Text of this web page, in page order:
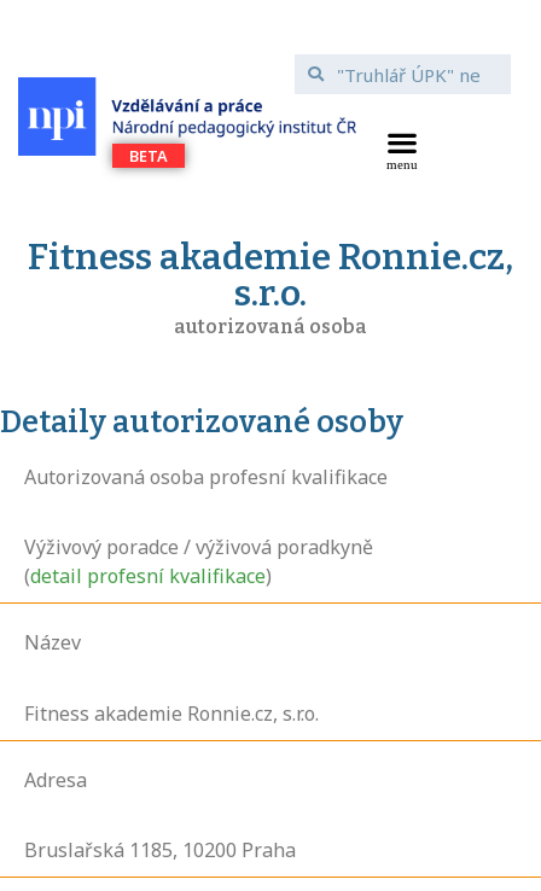
Fitness akademie Ronnie.cz,
s.r.o.
autorizovaná osoba
Detaily autorizované osoby
Autorizovaná osoba profesní kvalifikace
Výživový poradce / výživová poradkyně
(detail profesní kvalifikace)
Název
Fitness akademie Ronnie.cz, s.r.o.
Adresa
Bruslařská 1185, 10200 Praha